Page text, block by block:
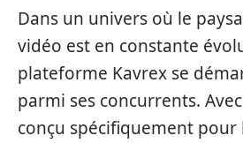
Dans un univers où le
vidéo est en constante
plateforme Kavrex se
parmi ses concurrents.
conçu spécifiquement pour